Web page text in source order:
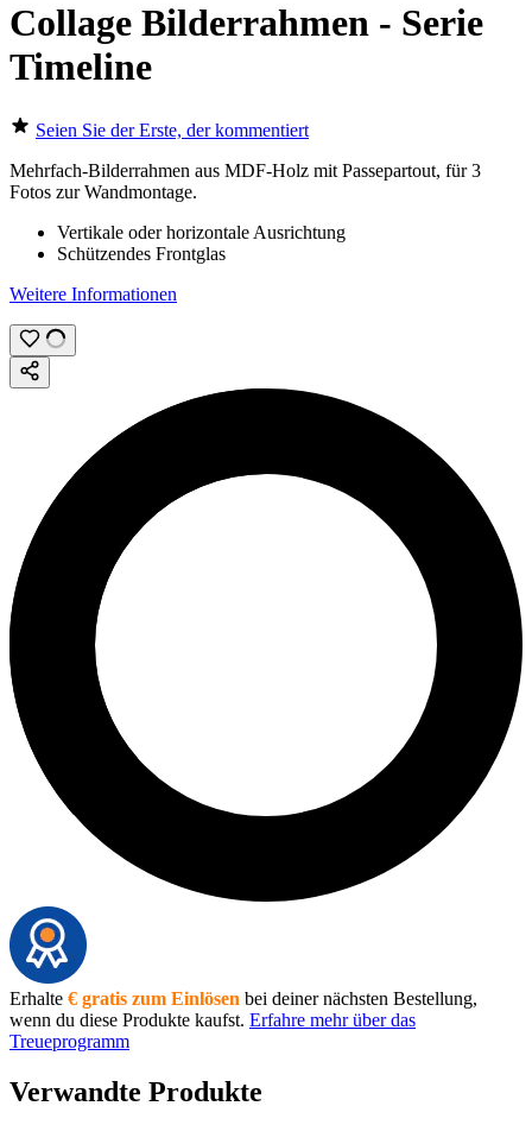
Collage Bilderrahmen - Serie
Timeline
Seien Sie der Erste, der kommentiert
Mehrfach-Bilderrahmen aus MDF-Holz mit Passepartout, für 3
Fotos zur Wandmontage.
Vertikale oder horizontale Ausrichtung
Schützendes Frontglas
Weitere Informationen
Erhalte € gratis zum Einlösen bei deiner nächsten Bestellung,
wenn du diese Produkte kaufst. Erfahre mehr über das
Treueprogramm
Verwandte Produkte